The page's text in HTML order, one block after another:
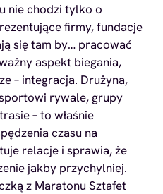
nie chodzi tylko o
firmy, fundacje
się tam by… pracować
aspekt biegania,
– integracja. Drużyna,
rywale, grupy
– to właśnie
czasu na
relacje i sprawia, że
jakby przychylniej.
z Maratonu Sztafet